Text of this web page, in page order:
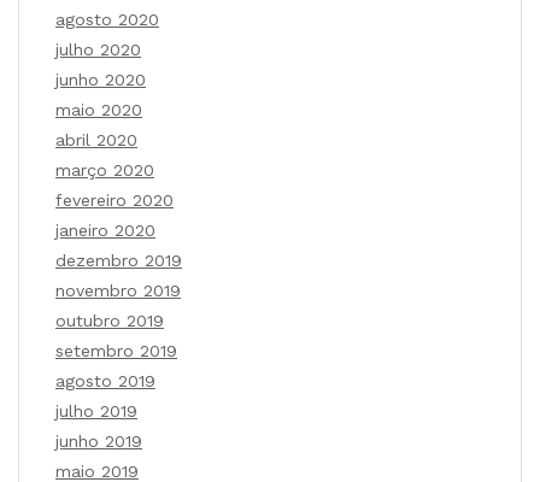
agosto 2020
julho 2020
junho 2020
maio 2020
abril 2020
março 2020
fevereiro 2020
janeiro 2020
dezembro 2019
novembro 2019
outubro 2019
setembro 2019
agosto 2019
julho 2019
junho 2019
maio 2019